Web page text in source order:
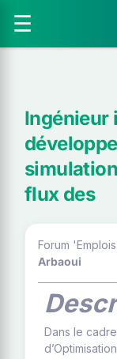
☰
Ingénieur
flux des
Forum
Arbaoui
Dans le